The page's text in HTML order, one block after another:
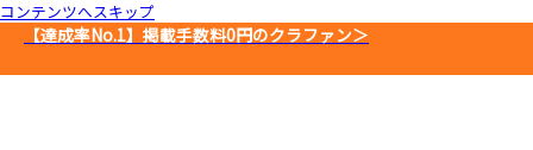
コンテンツへスキップ
【達成率No.1】 掲載手数料0円のクラファン＞